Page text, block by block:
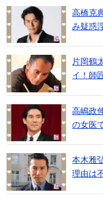
高橋克
み疑惑
片岡鶴
イ！師
高嶋政
の女医
本木雅
理由は